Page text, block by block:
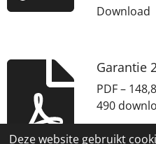
Deze website gebruikt
Download
Garantie
PDF –
490
Download